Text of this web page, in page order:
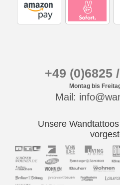
+49 (0)6825
Montag bis
Mail:
Unsere